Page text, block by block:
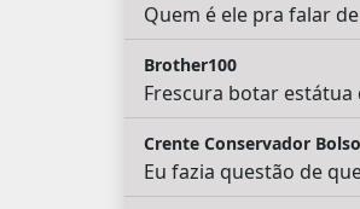
Quem é ele pra falar
Brother100
Frescura botar estátua
Crente Conservador
Eu fazia questão de